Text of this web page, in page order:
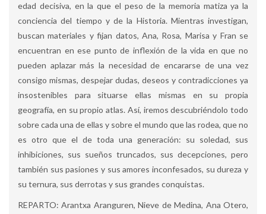
edad decisiva, en la que el peso de la memoria matiza ya la
conciencia del tiempo y de la Historia. Mientras investigan,
buscan materiales y fijan datos, Ana, Rosa, Marisa y Fran se
encuentran en ese punto de inflexión de la vida en que no
pueden aplazar más la necesidad de encararse de una vez
consigo mismas, despejar dudas, deseos y contradicciones ya
insostenibles para situarse ellas mismas en su propia
geografía, en su propio atlas. Así, iremos descubriéndolo todo
sobre cada una de ellas y sobre el mundo que las rodea, que no
es otro que el de toda una generación: su soledad, sus
inhibiciones, sus sueños truncados, sus decepciones, pero
también sus pasiones y sus amores inconfesados, su dureza y
su ternura, sus derrotas y sus grandes conquistas.
REPARTO: Arantxa Aranguren, Nieve de Medina, Ana Otero,